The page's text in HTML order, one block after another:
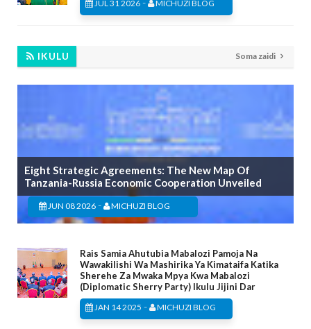
JUL 31 2026 MICHUZI BLOG
IKULU Soma zaidi
Eight Strategic Agreements: The New Map Of
Tanzania-Russia Economic Cooperation Unveiled
JUN 08 2026 - MICHUZI BLOG
Rais Samia Ahutubia Mabalozi Pamoja Na
Wawakilishi Wa Mashirika Ya Kimataifa Katika
Sherehe Za Mwaka Mpya Kwa Mabalozi
(Diplomatic Sherry Party) Ikulu Jijini Dar
JAN 14 2025 - MICHUZI BLOG